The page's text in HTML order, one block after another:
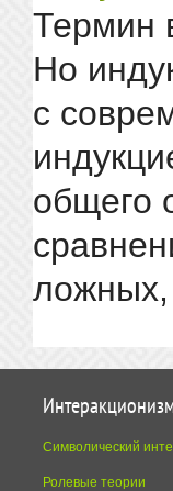
Термин
Но
с
общего
ложных,
Символический
Ролевые теории